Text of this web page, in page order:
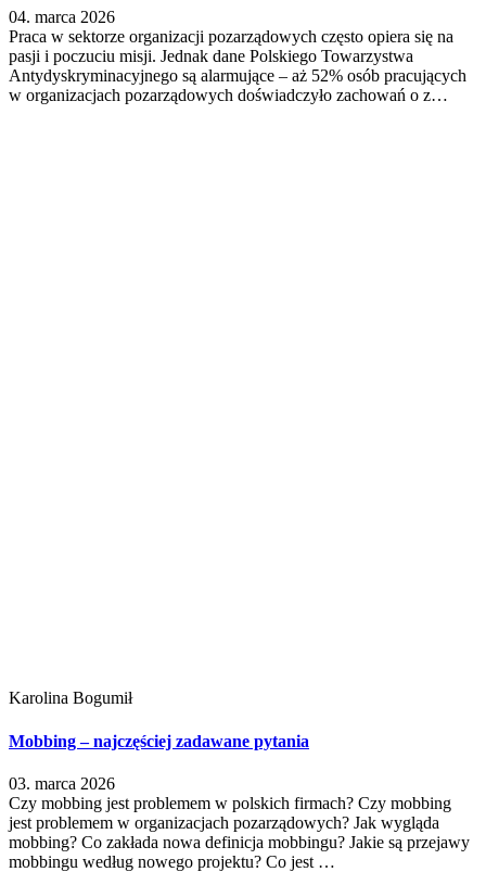
04. marca 2026
Praca w sektorze organizacji pozarządowych często opiera się na
pasji i poczuciu misji. Jednak dane Polskiego Towarzystwa
Antydyskryminacyjnego są alarmujące – aż 52% osób pracujących
w organizacjach pozarządowych doświadczyło zachowań o z…
Karolina Bogumił
Mobbing – najczęściej zadawane pytania
03. marca 2026
Czy mobbing jest problemem w polskich firmach? Czy mobbing
jest problemem w organizacjach pozarządowych? Jak wygląda
mobbing? Co zakłada nowa definicja mobbingu? Jakie są przejawy
mobbingu według nowego projektu? Co jest …